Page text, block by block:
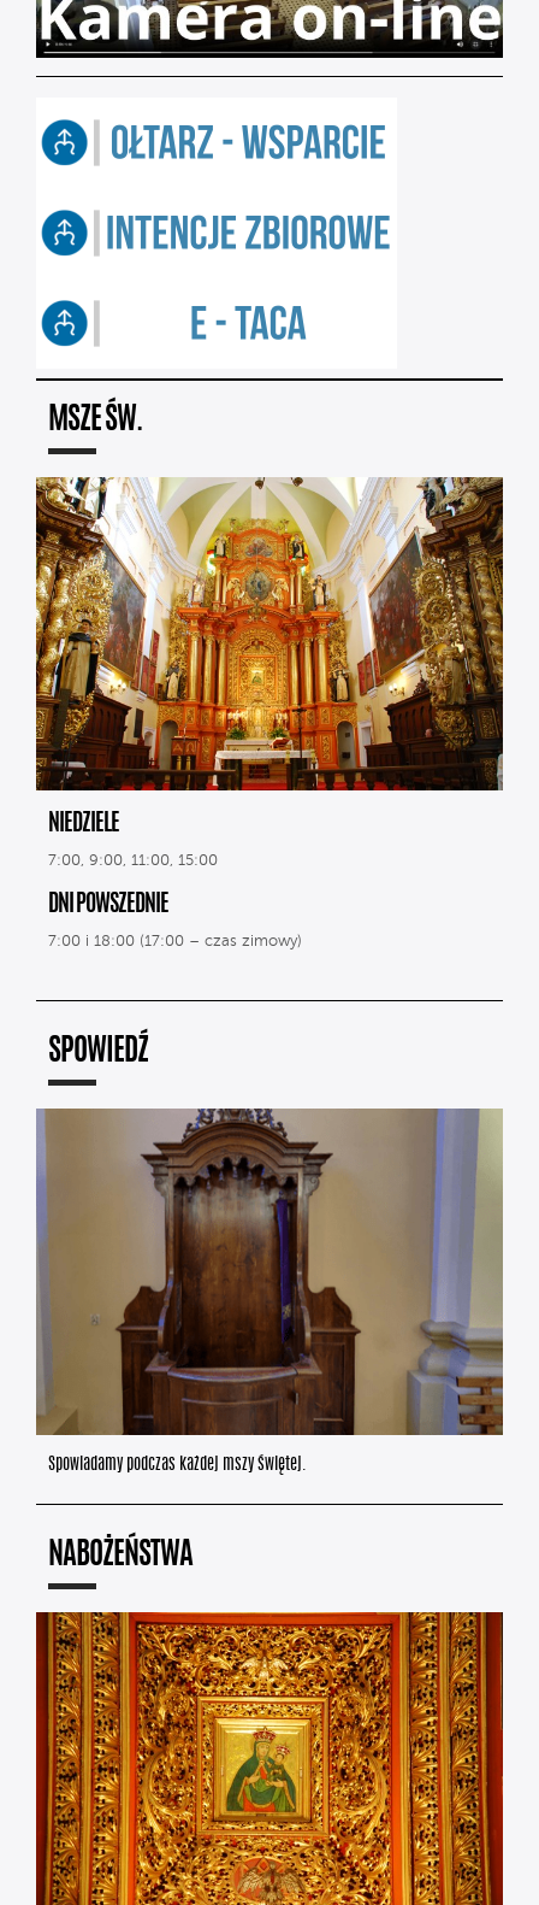
MSZE ŚW.
NIEDZIELE
7:00, 9:00, 11:00, 15:00
DNI POWSZEDNIE
7:00 i 18:00 (17:00 – czas zimowy)
SPOWIEDŹ
Spowiadamy podczas każdej mszy świętej.
NABOŻEŃSTWA